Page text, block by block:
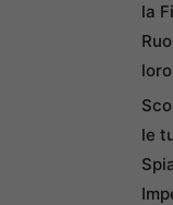
la
le